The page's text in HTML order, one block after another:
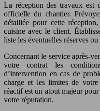
La réception des travaux est
officielle du chantier.
détaillée pour cette
cuisine avec le client.
liste les éventuelles réserves
Concernant le service après-
votre contrat les
d’intervention en cas de
charge et les limites de
réactif est un atout majeur
votre réputation.